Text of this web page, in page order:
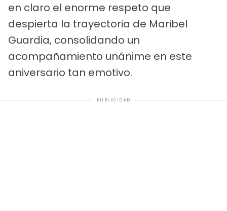
en claro el enorme respeto que
despierta la trayectoria de Maribel
Guardia, consolidando un
acompañamiento unánime en este
aniversario tan emotivo.
PUBLICIDAD